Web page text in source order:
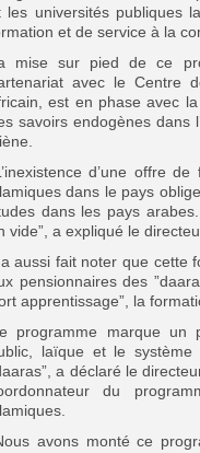
les universités publiques
et de service à la
mise sur pied de ce
avec le Centre
est en phase avec
savoirs endogènes dans
d’une offre
dans le pays
dans les pays
vide”, a expliqué le
aussi fait noter que cette
pensionnaires des
apprentissage”, la
programme marque un
laïque et le
a déclaré le
du
avons monté ce